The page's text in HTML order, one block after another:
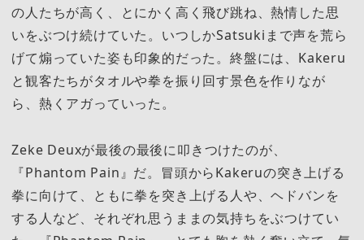
の人たちが高く、とにかく高く飛び跳ね、熱情した思
いをぶつけ続けていた。いつしかSatsukiまで声を荒ら
げて煽っていた姿も印象的だった。終盤には、Kakeru
と観客たちがタオルや拳を振り回す景色を作りなが
ら、熱くアガっていった。
Zeke Deuxが最後の最後に叩きつけたのが、
『Phantom Pain』だ。冒頭からKakeruの突き上げる
拳に向けて、ともに拳を突き上げる人や、ヘドバンを
する人など、それぞれ思うままの気持ちをぶつけてい